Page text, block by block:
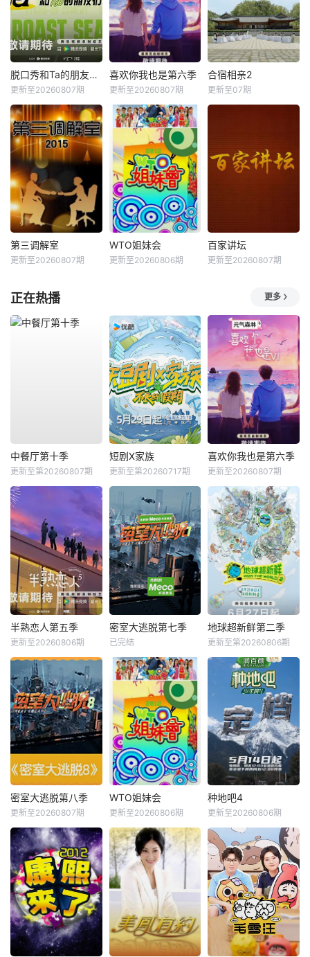
脱口秀和Ta的朋友们第三季
更新至20260807期
喜欢你我也是第六季
更新至20260807期
合宿相亲2
更新至07期
第三调解室
更新至20260807期
WTO姐妹会
更新至20260806期
百家讲坛
更新至20260807期
正在热播 更多
中餐厅第十季
更新至第20260807期
短剧X家族
更新至第20260717期
喜欢你我也是第六季
更新至20260807期
半熟恋人第五季
更新至20260806期
密室大逃脱第七季
已完结
地球超新鲜第二季
更新至第20260806期
密室大逃脱第八季
更新至20260807期
WTO姐妹会
更新至20260806期
种地吧4
更新至20260806期